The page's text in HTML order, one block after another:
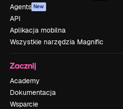
Agents New
API
Aplikacja mobilna
Wszystkie narzędzia Magnific
Zacznij
Academy
Dokumentacja
Wsparcie